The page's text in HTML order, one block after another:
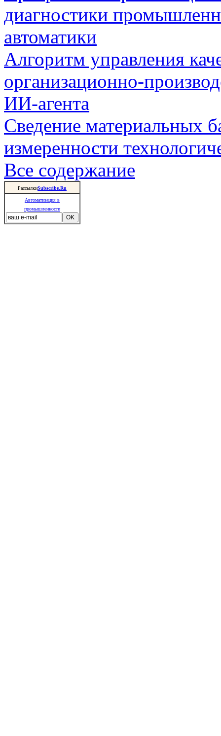
диагностики
автоматики
Алгоритм управления
организационно-
ИИ-агента
Сведение материальных
измеренности
Все содержание
РассылкиSubscribe.Ru
Автоматизация в
промышленности